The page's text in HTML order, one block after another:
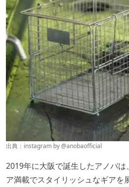
出典：instagram by @anobaofficial
2019年に大阪で誕生したアノバ
ア満載でスタイリッシュなギアを